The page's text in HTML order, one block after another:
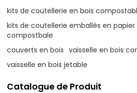
kits de coutellerie en bois
kits de coutellerie emballés en
compostbale
couverts en bois vaisselle en bois
vaisselle en bois jetable
Catalogue de Produit